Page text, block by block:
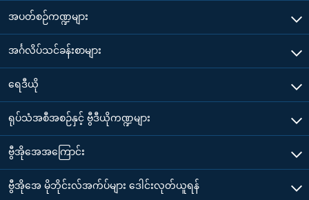
အပတ်စဉ်ကဏ္ဍများ
အင်္ဂလိပ်သင်ခန်းစာများ
ရေဒီယို
ရုပ်သံအစီအစဉ်နှင့် ဗွီဒီယိုကဏ္ဍများ
ဗွီအိုအေအကြောင်း
ဗွီအိုအေ မိုဘိုင်းလ်အက်ပ်များ ဒေါင်းလုတ်ယူရန်